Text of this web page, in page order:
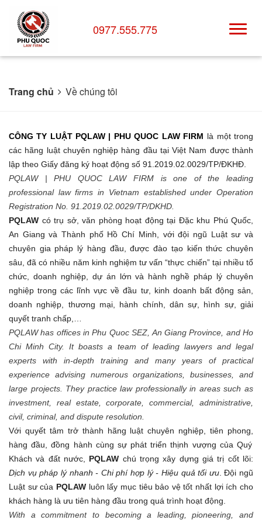
0977.555.775
Trang chủ Về chúng tôi
CÔNG TY LUẬT PQLAW | PHU QUOC LAW FIRM là một trong
các hãng luật chuyên nghiệp hàng đầu tại Việt Nam được thành
lập theo Giấy đăng ký hoạt động số 91.2019.02.0029/TP/ĐKHĐ
PQLAW | PHU QUOC LAW FIRM is one of the leading
professional law firms in Vietnam established under Operation
Registration No. 91.2019.02.0029/TP/DKHD.
PQLAW có trụ sở, văn phòng hoạt động tại Đặckhu Phú Quốc
An Giangvà Thành phố Hồ Chí Minh, với đội ngũ Luật sư và
chuyên gia pháp lý hàng đầu,
được đào tạo kiến thức chuyên
sâu, đã có nhiều năm kinh nghiệm tư vấn“thực chiến” tạinhiều tổ
chức, doanh nghiệp, dự án lớn và hành nghề pháp lý chuyên
nghiệp trong các lĩnh vực về đầu tư, kinh doanh bất động sản,
doanh nghiệp, thương mại, hành chính, dân sự, hình sự, giải
quyết tranh chấp,…
PQLAW has offices in Phu Quoc SEZ, An Giang Province, and Ho
Chi Minh City. It boasts a team of leading lawyers and legal
experts with in-depth training and many years of practical
experience advising numerous organizations, businesses, and
large projects. They practice law professionally in areas such as
investment, real estate, corporate, commercial, administrative,
civil, criminal, and dispute resolution.
Với quyết tâm trở thành hãng luật chuyên nghiệp
tiên phong
hàng đầu, đồng hành cùng sự phát triển thịnh vượng của Quý
Khách và đất nước, PQLAW chú trọng xây dựng giá trị cốt lõi:
Dịch vụ pháp lý nhanh - Chi phí hợp lý - Hiệu quả tối ưu. Đội ngũ
Luật sư của PQLAWluôn lấy mục tiêu bảo vệ tốt nhất lợi ích cho
khách hàng là ưu tiên hàng đầu trong quá trình hoạt động.
With a commitment to becoming a leading, pioneering, and